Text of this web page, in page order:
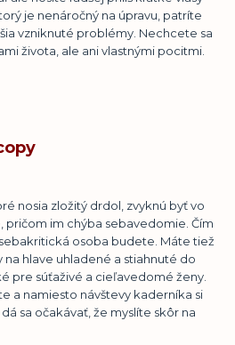
je nenáročný na úpravu, patríte
vzniknuté problémy. Nechcete sa
života, ale ani vlastnými pocitmi.
nosia zložitý drdol, zvyknú byť vo
pričom im chýba sebavedomie. Čím
osoba budete. Máte tiež
na hlave uhladené a stiahnuté do
pre súťaživé a cieľavedomé ženy.
a namiesto návštevy kaderníka si
sa očakávať, že myslíte skôr na